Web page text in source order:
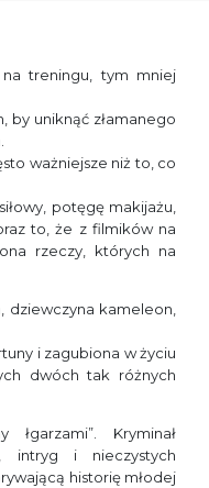
treningu, tym mniej
by uniknąć złamanego
ważniejsze niż to, co
potęgę makijażu,
to, że z filmików na
rzeczy, których na
dziewczyna kameleon,
i zagubiona w życiu
dwóch tak różnych
Kryminał
intryg i nieczystych
historię młodej